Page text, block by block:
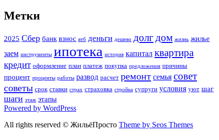
Метки
2025 Сбер банк взнос втб деньги дешево долг дом жизнь жилье
заем инструменты ипотека история капитал квартира
кредит оформление план платеж покупка предложения причины
процент проценты работы развод расчет ремонт семья совет
советы срок ставки страх страховка стройка супруги условия уют шаг
шаги этаж этапы
Powered by WordPress
All rights reserved © ЖильёПросто Theme by Seos Themes